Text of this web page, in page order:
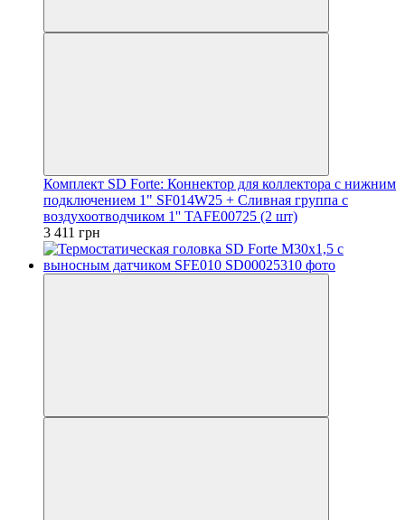
Комплект SD Forte: Коннектор для коллектора c нижним
подключением 1" SF014W25 + Сливная группа с
воздухоотводчиком 1'' TAFE00725 (2 шт)
3 411 грн